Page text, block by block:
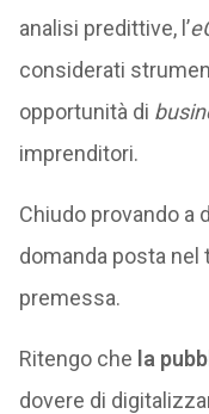
analisi predittive, l’
considerati
opportunità di
imprenditori.
Chiudo provando a
domanda posta nel
premessa.
Ritengo che la
dovere di